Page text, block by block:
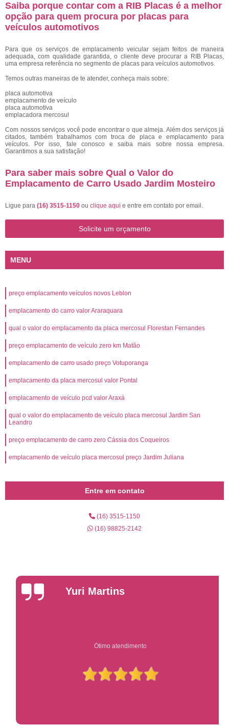
Saiba porque contar com a RIB Placas é a melhor
opção para quem procura por placas para
veículos automotivos
Para que os serviços de emplacamento veicular sejam feitos de maneira
adequada, com qualidade garantida, o cliente deve procurar a RIB Placas,
uma empresa referência no segmento de placas para veículos automotivos.
Temos outras maneiras de te atender, conheça mais sobre:
placa automotiva
emplacamento de veículo
placa automotiva
emplacadora mercosul
Com nossos serviços você pode encontrar o que almeja. Além dos serviços já
citados, também trabalhamos com troca de placa e emplacamento para
veículos. Por isso, fale conosco e saiba mais sobre nossa empresa.
Garantimos a sua satisfação!
Para saber mais sobre Qual o Valor do
Emplacamento de Carro Usado Jardim Mosteiro
Ligue para (16) 3515-1150 ou clique aqui e entre em contato por email.
Solicite um orçamento
MENU
preço emplacamento veículos novos Leblon
emplacamento do carro valor Araraquara
qual o valor do emplacamento da placa mercosul Florestan Fernandes
preço emplacamento de veículo zero km Matão
emplacamento de carro usado preço Votuporanga
emplacamento da placa mercosul valor Pontal
emplacamento de veículo pcd valor Araxá
qual o valor do emplacamento de veículo placa mercosul Jardim San
Leandro
preço emplacamento de carro zero Cássia dos Coqueiros
emplacamento de veículo placa mercosul preço Jardim Juliana
Entre em contato
(16) 3515-1150
(16) 98825-2142
Yuri Martins
Ótimo atendimento